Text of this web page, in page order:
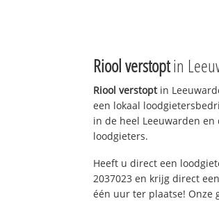
Riool verstoptin
Riool verstoptin
een lokaal
in de heel Leeuwarden
loodgieters.
Heeft u direct een
2037023 en krijg direct
één uur ter plaatse! Onze